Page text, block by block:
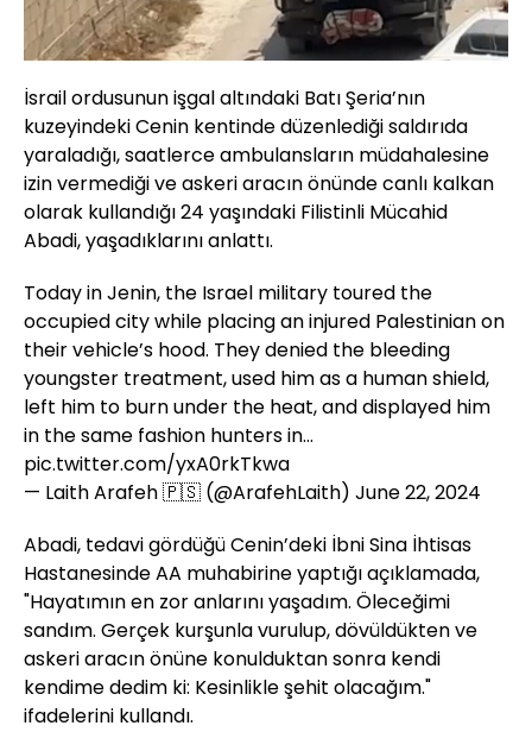
İsrail ordusunun işgal altındaki Batı Şeria’nın
kuzeyindeki Cenin kentinde düzenlediği saldırıda
yaraladığı, saatlerce ambulansların müdahalesine
izin vermediği ve askeri aracın önünde canlı kalkan
olarak kullandığı 24 yaşındaki Filistinli Mücahid
Abadi, yaşadıklarını anlattı.
Today in Jenin, the Israel military toured the
occupied city while placing an injured Palestinian on
their vehicle’s hood. They denied the bleeding
youngster treatment, used him as a human shield,
left him to burn under the heat, and displayed him
in the same fashion hunters in…
pic.twitter.com/yxA0rkTkwa
— Laith Arafeh 🇵🇸 (@ArafehLaith) June 22, 2024
Abadi, tedavi gördüğü Cenin’deki İbni Sina İhtisas
Hastanesinde AA muhabirine yaptığı açıklamada,
"Hayatımın en zor anlarını yaşadım. Öleceğimi
sandım. Gerçek kurşunla vurulup, dövüldükten ve
askeri aracın önüne konulduktan sonra kendi
kendime dedim ki: Kesinlikle şehit olacağım."
ifadelerini kullandı.